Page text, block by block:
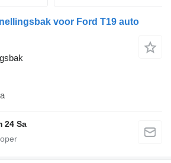
voor Ford T19 auto
24 Sa